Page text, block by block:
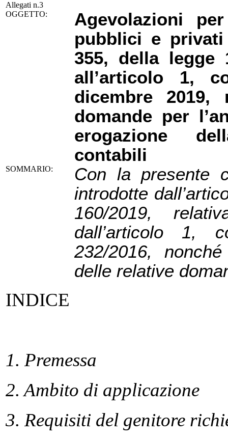
Allegati n.3
OGGETTO:
Agevolazioni
pubblici e
355, della legge
all’articolo 1,
dicembre 2019,
domande per
erogazione
contabili
SOMMARIO:
Con la presente
introdotte
160/2019,
dall’articolo 1,
232/2016,
delle relative
INDICE
1. Premessa
2. Ambito di applicazione
3. Requisiti del genitore